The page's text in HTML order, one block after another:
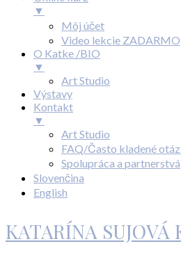
▼
Môj účet
Video lekcie ZADARMO
O Katke /BIO
▼
Art Studio
Výstavy
Kontakt
▼
Art Studio
FAQ/Často kladené
Spolupráca a partnerstvá
Slovenčina
English
KATARÍNA SUJOVÁ